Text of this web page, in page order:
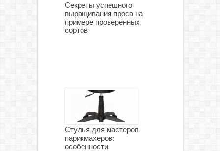
Секреты успешного
выращивания проса на
примере проверенных
сортов
Стулья для мастеров-
парикмахеров:
особенности